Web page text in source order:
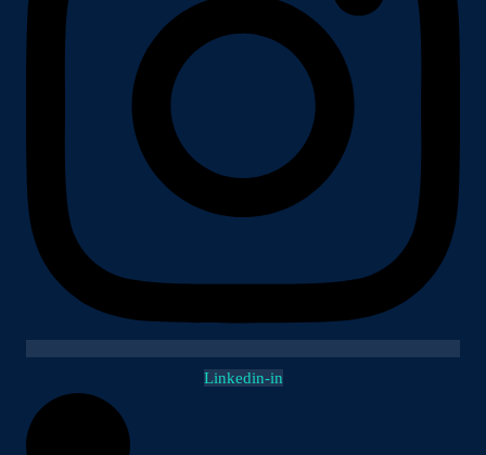
Linkedin-in